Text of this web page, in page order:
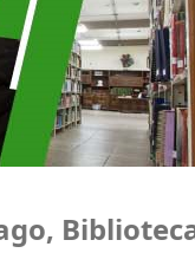
Biblioteca